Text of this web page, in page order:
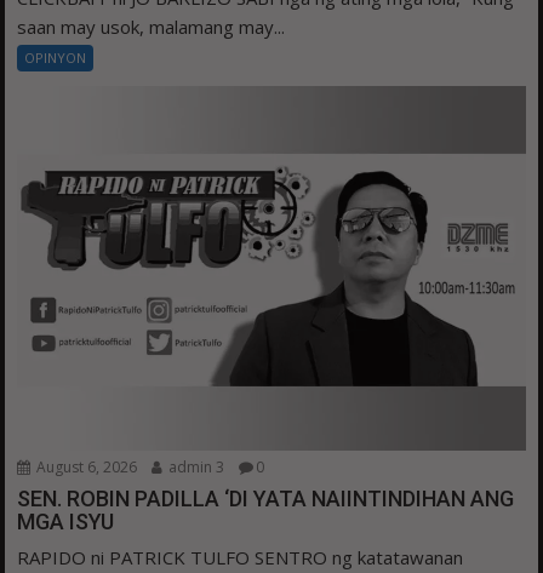
saan may usok, malamang may...
OPINYON
August 6, 2026 admin 3 0
SEN. ROBIN PADILLA ‘DI YATA NAIINTINDIHAN ANG
MGA ISYU
RAPIDO ni PATRICK TULFO SENTRO ng katatawanan